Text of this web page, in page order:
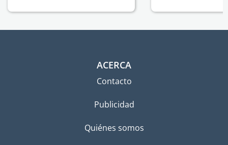
ACERCA
Contacto
Publicidad
Quiénes somos